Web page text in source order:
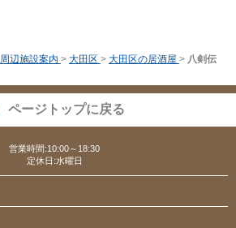
周辺施設案内 > 大田区 > 大田区の居酒屋 > 八剣伝
ページトップに戻る
営業時間:10:00～18:30
定休日:水曜日